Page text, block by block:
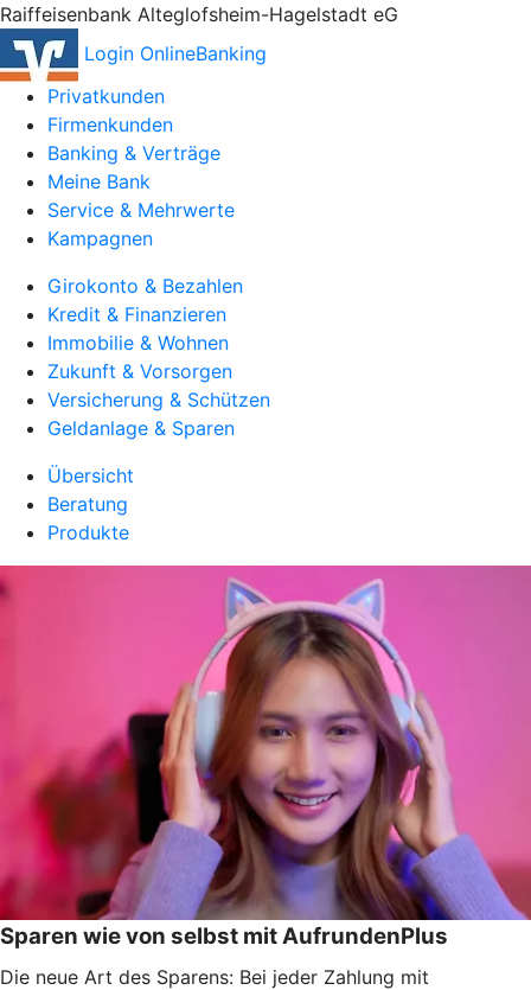
Raiffeisenbank Alteglofsheim-Hagelstadt eG
Login OnlineBanking
Privatkunden
Firmenkunden
Banking & Verträge
Meine Bank
Service & Mehrwerte
Kampagnen
Girokonto & Bezahlen
Kredit & Finanzieren
Immobilie & Wohnen
Zukunft & Vorsorgen
Versicherung & Schützen
Geldanlage & Sparen
Übersicht
Beratung
Produkte
Sparen wie von selbst mit AufrundenPlus
Die neue Art des Sparens: Bei jeder Zahlung mit